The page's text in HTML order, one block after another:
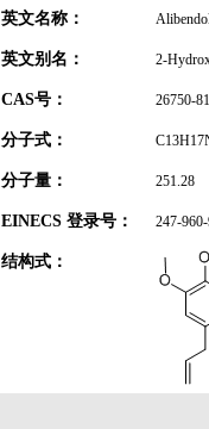
英文名称：
英文别名： 2-
CAS号： 26750-
分子式：
分子量： 251.28
EINECS 登录号： 247-
结构式：